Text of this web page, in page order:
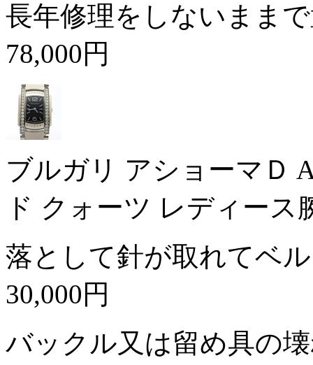
長年修理をしないまま
78,000円
ブルガリ アショーマＤ
ド クォーツ レディース
落として針が取れてベ
30,000円
バックル又は留め具の